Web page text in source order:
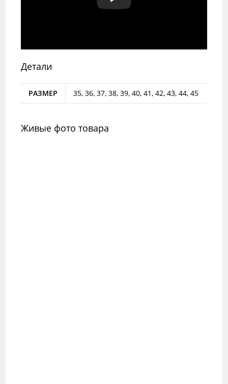
Детали
РАЗМЕР 35, 36, 37, 38, 39, 40, 41, 42, 43, 44, 45
Живые фото товара